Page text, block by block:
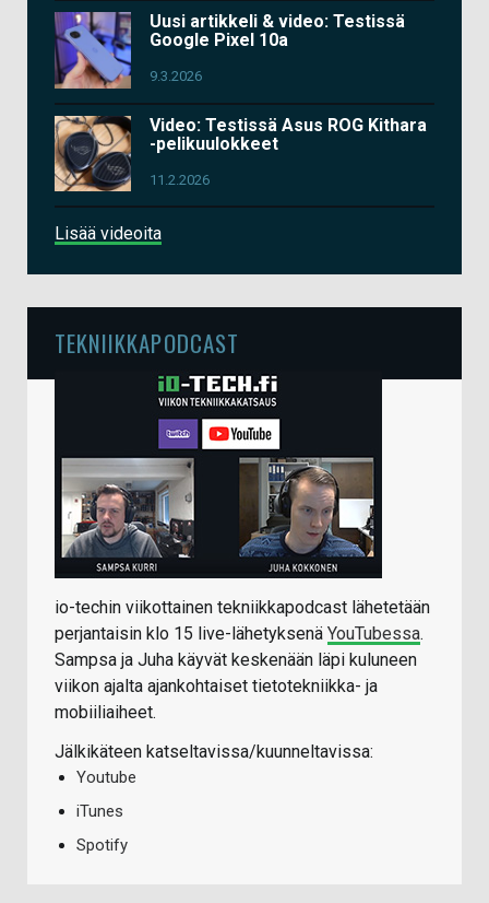
Uusi artikkeli & video: Testissä
Google Pixel 10a
9.3.2026
Video: Testissä Asus ROG Kithara
-pelikuulokkeet
11.2.2026
Lisää videoita
TEKNIIKKAPODCAST
io-techin viikottainen tekniikkapodcast lähetetään
perjantaisin klo 15 live-lähetyksenä YouTubessa.
Sampsa ja Juha käyvät keskenään läpi kuluneen
viikon ajalta ajankohtaiset tietotekniikka- ja
mobiiliaiheet.
Jälkikäteen katseltavissa/kuunneltavissa:
Youtube
iTunes
Spotify